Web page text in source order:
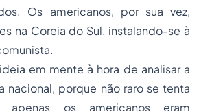
Os americanos, por sua vez,
na Coreia do Sul, instalando-se à
em mente à hora de analisar a
nacional, porque não raro se tenta
apenas os americanos eram